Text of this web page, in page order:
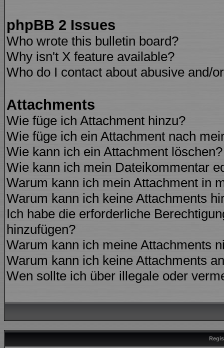
phpBB 2 Issues
Who wrote this bulletin board?
Why isn't X feature available?
Who do I contact about abusive and/
Attachments
Wie füge ich Attachment hinzu?
Wie füge ich ein Attachment nach
Wie kann ich ein Attachment löschen?
Wie kann ich mein Dateikommentar
Warum kann ich mein Attachment in
Warum kann ich keine Attachments
Ich habe die erforderliche
hinzufügen?
Warum kann ich meine Attachments
Warum kann ich keine Attachments
Wen sollte ich über illegale oder